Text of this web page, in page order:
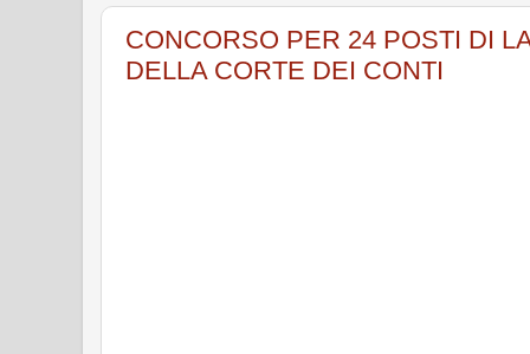
CONCORSO PER 24 POSTI DI
DELLA CORTE DEI CONTI